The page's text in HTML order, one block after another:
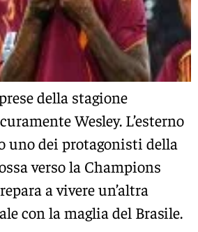
della stagione
Wesley. L’esterno
uno dei protagonisti della
verso la Champions
a vivere un’altra
con la maglia del Brasile.